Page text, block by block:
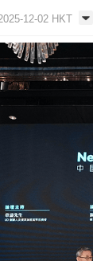
12-02 HKT